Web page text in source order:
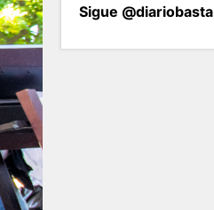
Sigue @diariobasta